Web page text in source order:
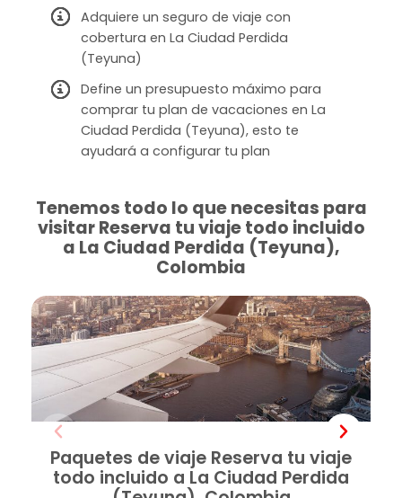
Adquiere un seguro de viaje con
cobertura en La Ciudad Perdida
(Teyuna)
Define un presupuesto máximo para
comprar tu plan de vacaciones en La
Ciudad Perdida (Teyuna), esto te
ayudará a configurar tu plan
Tenemos todo lo que necesitas para
visitar Reserva tu viaje todo incluido
a La Ciudad Perdida (Teyuna),
Colombia
Paquetes de viaje Reserva tu viaje
todo incluido a La Ciudad Perdida